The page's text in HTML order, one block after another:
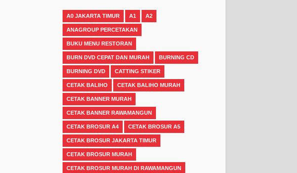
A0 JAKARTA TIMUR A1 A2
ANAGROUP PERCETAKAN
BUKU MENU RESTORAN
BURN DVD CEPAT DAN MURAH BURNING CD
BURNING DVD CATTING STIKER
CETAK BALIHO CETAK BALIHO MURAH
CETAK BANNER MURAH
CETAK BANNER RAWAMANGUN
CETAK BROSUR A4 CETAK BROSUR A5
CETAK BROSUR JAKARTA TIMUR
CETAK BROSUR MURAH
CETAK BROSUR MURAH DI RAWAMANGUN